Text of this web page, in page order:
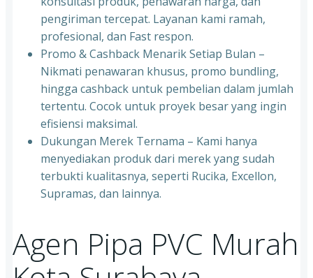
pengiriman tercepat. Layanan kami ramah,
profesional, dan Fast respon.
Promo & Cashback Menarik Setiap Bulan –
Nikmati penawaran khusus, promo bundling,
hingga cashback untuk pembelian dalam jumlah
tertentu. Cocok untuk proyek besar yang ingin
efisiensi maksimal.
Dukungan Merek Ternama – Kami hanya
menyediakan produk dari merek yang sudah
terbukti kualitasnya, seperti Rucika, Excellon,
Supramas, dan lainnya.
Agen Pipa PVC Murah